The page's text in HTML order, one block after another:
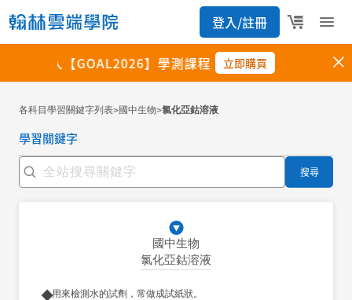
各科目學習關鍵字列表>國中生物>氯化亞鈷溶液
學習關鍵字
搜尋
國中生物
氯化亞鈷溶液
用來檢測水的試劑，常做成試紙狀。